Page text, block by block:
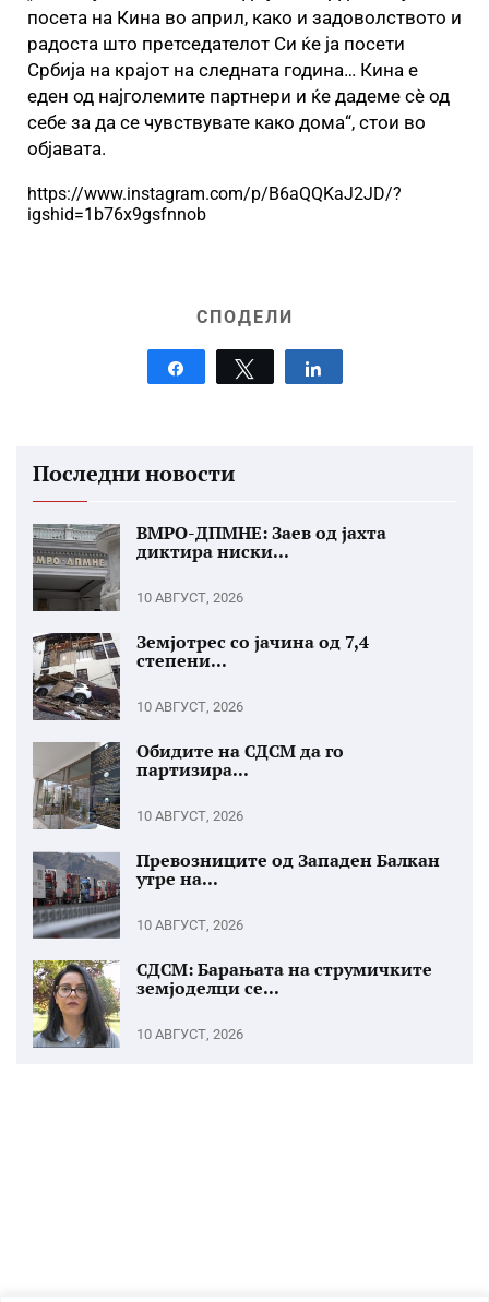
посета на Кина во април, како и задоволството и
радоста што претседателот Си ќе ја посети
Србија на крајот на следната година… Кина е
еден од најголемите партнери и ќе дадеме сè од
себе за да се чувствувате како дома“, стои во
објавата.
https://www.instagram.com/p/B6aQQKaJ2JD/?
igshid=1b76x9gsfnnob
СПОДЕЛИ
Tweet
Последни новости
ВМРО-ДПМНЕ: Заев од јахта
диктира ниски...
10 АВГУСТ, 2026
Земјотрес со јачина од 7,4
степени...
10 АВГУСТ, 2026
Обидите на СДСМ да го
партизира...
10 АВГУСТ, 2026
Превозниците од Западен Балкан
утре на...
10 АВГУСТ, 2026
СДСМ: Барањата на струмичките
земјоделци се...
10 АВГУСТ, 2026